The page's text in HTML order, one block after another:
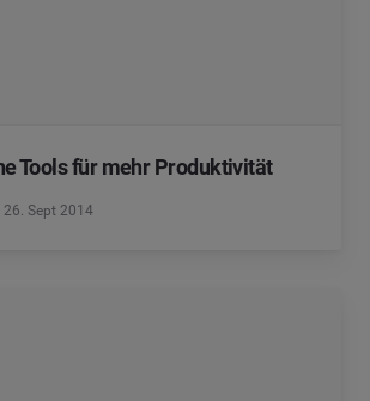
Tools für mehr Produktivität
26. Sept 2014